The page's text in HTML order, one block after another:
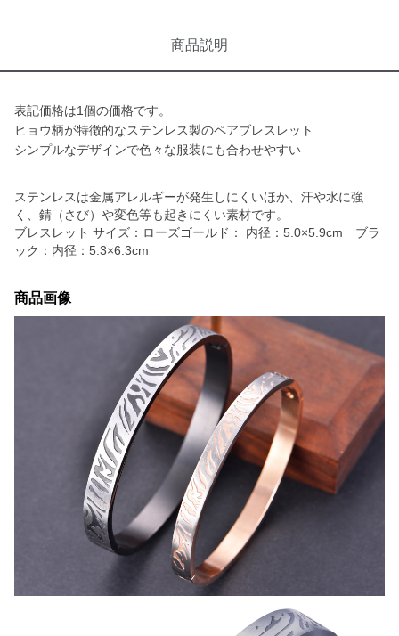
商品説明
表記価格は1個の価格です。
ヒョウ柄が特徴的なステンレス製のペアブレスレット
シンプルなデザインで色々な服装にも合わせやすい
ステンレスは金属アレルギーが発生しにくいほか、汗や水に強
く、錆（さび）や変色等も起きにくい素材です。
ブレスレット サイズ：ローズゴールド： 内径：5.0×5.9cm ブラ
ック：内径：5.3×6.3cm
商品画像